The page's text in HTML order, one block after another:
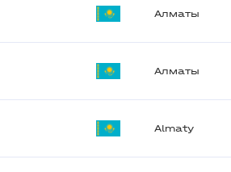
Алматы
Алматы
Almaty